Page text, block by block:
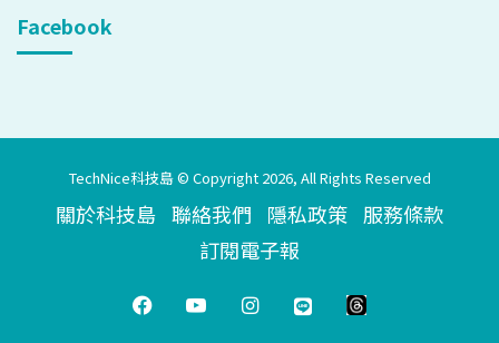
Facebook
TechNice科技島 © Copyright 2026, All Rights Reserved
關於科技島 聯絡我們 隱私政策 服務條款
訂閱電子報